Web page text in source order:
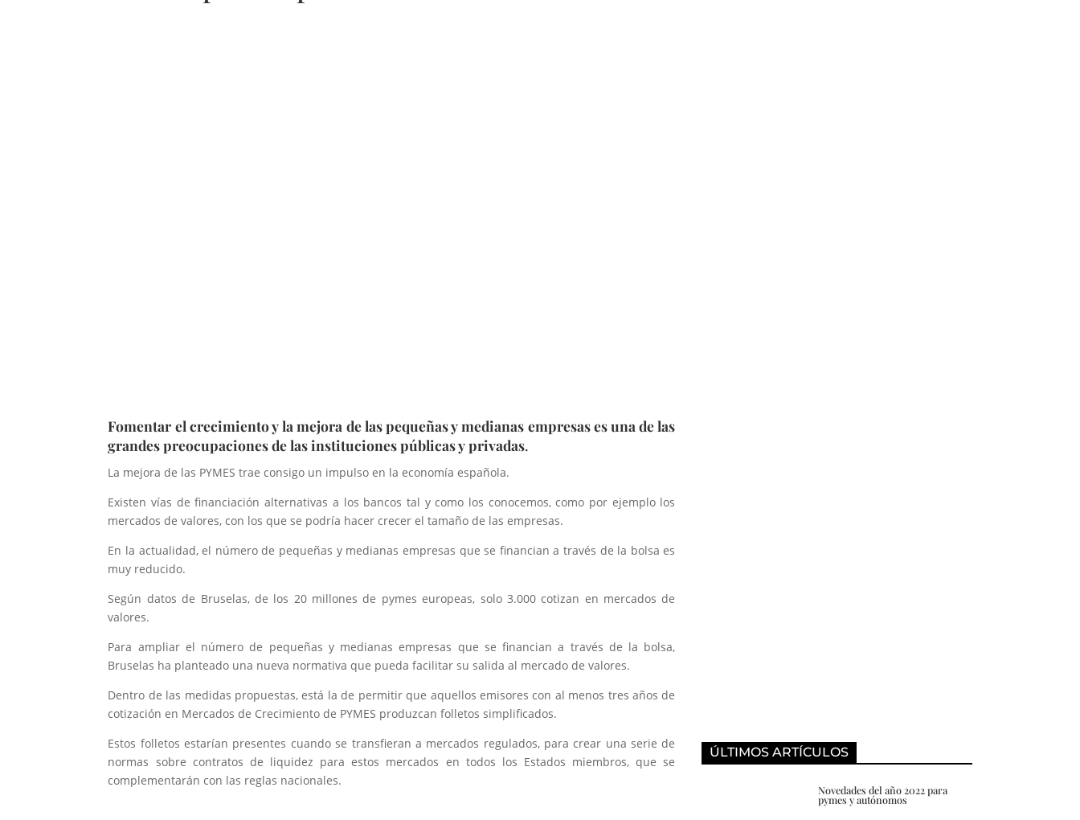
Fomentar el crecimiento y la mejora de las pequeñas y medianas empresas es una de las
grandes preocupaciones de las instituciones públicas y privadas.
La mejora de las PYMES trae consigo un impulso en la economía española.
Existen vías de financiación alternativas a los bancos tal y como los conocemos, como por ejemplo los
mercados de valores, con los que se podría hacer crecer el tamaño de las empresas.
En la actualidad, el número de pequeñas y medianas empresas que se financian a través de la bolsa es
muy reducido.
Según datos de Bruselas, de los 20 millones de pymes europeas, solo 3.000 cotizan en mercados de
valores.
Para ampliar el número de pequeñas y medianas empresas que se financian a través de la bolsa,
Bruselas ha planteado una nueva normativa que pueda facilitar su salida al mercado de valores.
Dentro de las medidas propuestas, está la de permitir que aquellos emisores con al menos tres años de
cotización en Mercados de Crecimiento de PYMES produzcan folletos simplificados.
Estos folletos estarían presentes cuando se transfieran a mercados regulados, para crear una serie de
normas sobre contratos de liquidez para estos mercados en todos los Estados miembros, que se
complementarán con las reglas nacionales.
ÚLTIMOS ARTÍCULOS
Novedades del año 2022 para
pymes y autónomos